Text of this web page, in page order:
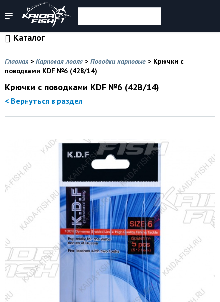
Каталог
Главная > Карповая ловля > Поводки карповые > Крючки с
поводками KDF №6 (42B/14)
Крючки с поводками KDF №6 (42B/14)
< Вернуться в раздел